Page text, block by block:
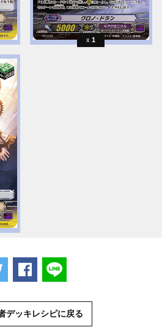
1
ツイートするFacebookでシェアする
デッキレシピに戻る